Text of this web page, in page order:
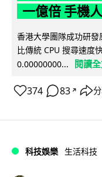
一億倍 手機
香港大學團隊成功研發
比傳統 CPU 搜尋速度
0.00000000...
閱讀
374 83 ↗
科技娛樂 生活科技